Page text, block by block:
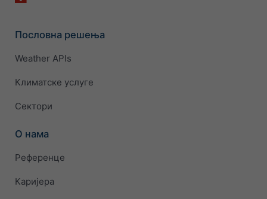
Пословна решења
Weather APIs
Климатске услуге
Сектори
О нама
Референце
Каријера